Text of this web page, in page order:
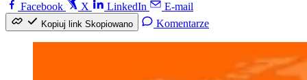
Facebook
X LinkedIn E-mail
Kopiuj link Skopiowano Komentarze